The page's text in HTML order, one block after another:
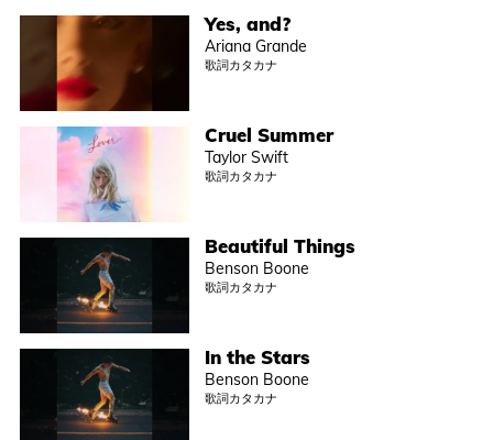
Yes, and?
Ariana Grande
歌詞カタカナ
Cruel Summer
Taylor Swift
歌詞カタカナ
Beautiful Things
Benson Boone
歌詞カタカナ
In the Stars
Benson Boone
歌詞カタカナ